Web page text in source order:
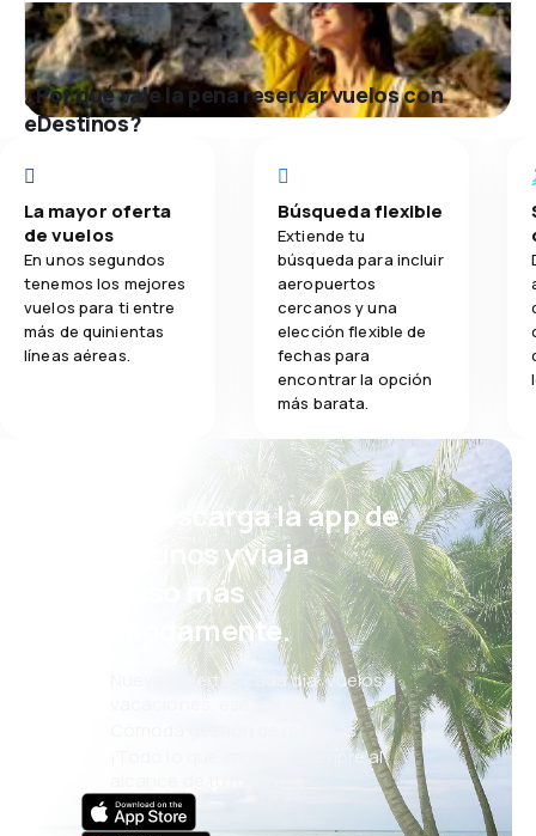
¿Por qué vale la pena reservar vuelos con
eDestinos?
La mayor oferta
de vuelos
En unos segundos
tenemos los mejores
vuelos para ti entre
más de quinientas
líneas aéreas.
Búsqueda flexible
Extiende tu
búsqueda para incluir
aeropuertos
cercanos y una
elección flexible de
fechas para
encontrar la opción
más barata.
¡Eh! Descarga la app de
eDestinos y viaja
incluso más
cómodamente.
Nuevas ofertas cada día: vuelos,
vacaciones, escapadas
Cómoda gestión de reservas
¡Todo lo que importa, siempre al